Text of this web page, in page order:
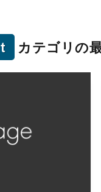
カテゴリの